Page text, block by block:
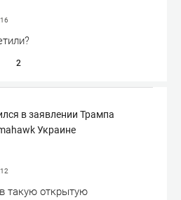
2
в заявлении Трампа
Украине
такую открытую